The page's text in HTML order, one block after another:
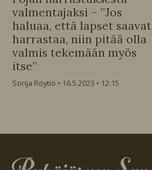
valmentajaksi – ”Jos
haluaa, että lapset saavat
harrastaa, niin pitää olla
valmis tekemään myös
itse”
Sonja Röytiö 16.5.2023 12:15